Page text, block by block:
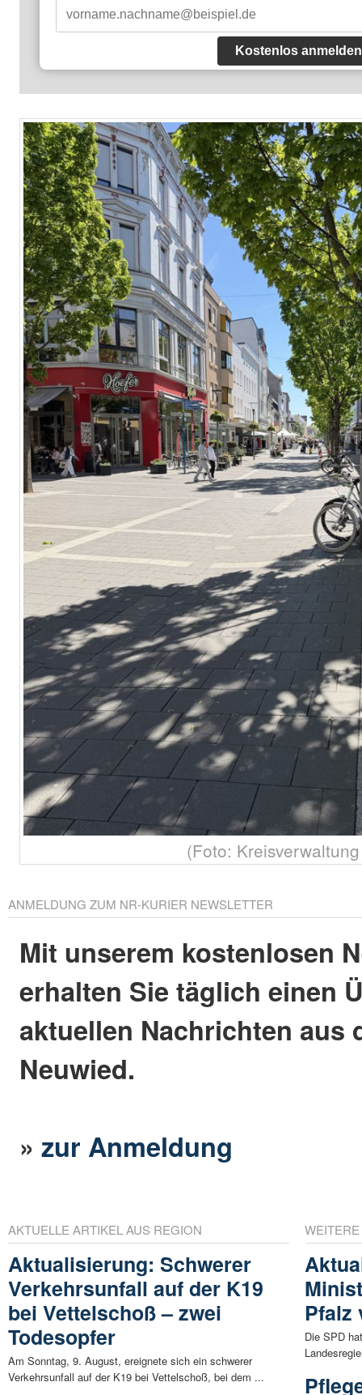
Kostenlos anmelden
(Foto:
ANMELDUNG ZUM NR-KURIER NEWSLETTER
Mit unserem kostenlosen
erhalten Sie täglich einen
aktuellen Nachrichten aus
Neuwied.
»zur Anmeldung
AKTUELLE ARTIKEL AUS REGION
Aktualisierung: Schwerer
Verkehrsunfall auf der K19
bei Vettelschoß – zwei
Todesopfer
Am Sonntag, 9. August, ereignete sich ein schwerer
Verkehrsunfall auf der K19 bei Vettelschoß, bei dem ...
Pfalz
Die SPD